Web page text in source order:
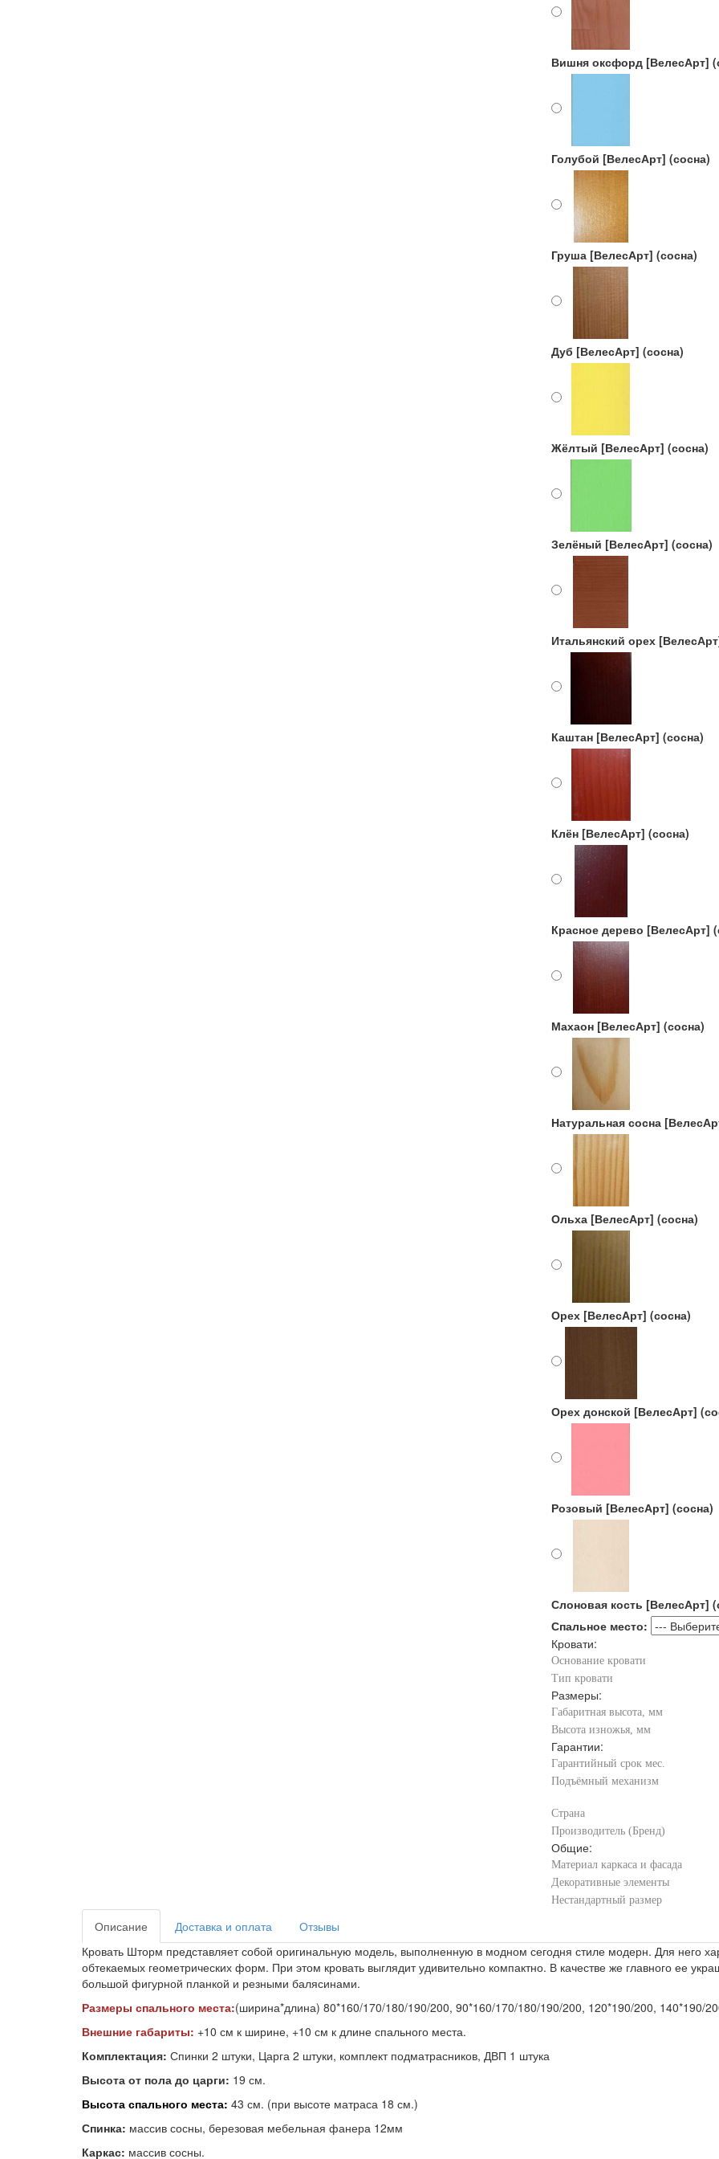
Вишня оксфорд [ВелесАрт]
Голубой [ВелесАрт] (сосна)
Груша [ВелесАрт] (сосна)
Дуб [ВелесАрт] (сосна)
Жёлтый [ВелесАрт] (сосна)
Зелёный [ВелесАрт] (сосна)
Итальянский орех
Каштан [ВелесАрт] (сосна)
Клён [ВелесАрт] (сосна)
Красное дерево [ВелесАрт]
Махаон [ВелесАрт] (сосна)
Натуральная сосна
Ольха [ВелесАрт] (сосна)
Орех [ВелесАрт] (сосна)
Орех донской [ВелесАрт]
Розовый [ВелесАрт] (сосна)
Слоновая кость [ВелесАрт]
Спальное место:
Кровати:
Основание кровати
Тип кровати
Размеры:
Габаритная высота, мм
Высота изножья, мм
Гарантии:
Гарантийный срок мес.
Подъёмный механизм
Страна
Производитель (Бренд)
Общие:
Материал каркаса и фасада
Декоративные элементы
Нестандартный размер
Описание Доставка и оплата
Отзывы
Кровать Шторм представляет собой оригинальную модель, выполненную в модном сегодня стиле модерн. Для него
обтекаемых геометрических форм. При этом кровать выглядит удивительно компактно. В качестве же главного ее
большой фигурной планкой и резными балясинами.
Размеры спального места:(ширина*длина) 80*160/170/180/190/200, 90*160/170/180/190/200, 120*190/200, 140*190/
Внешние габариты: +10 см к ширине, +10 см к длине спального места.
Комплектация: Спинки 2 штуки, Царга 2 штуки, комплект подматрасников, ДВП 1 штука
Высота от пола до царги: 19 см.
Высота спального места: 43 см. (при высоте матраса 18 см.)
Спинка: массив сосны, березовая мебельная фанера 12мм
Каркас: массив сосны.